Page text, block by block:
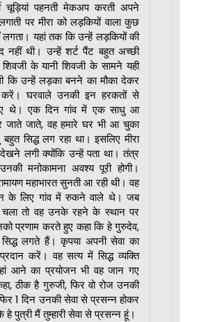
चूड़ियां पहनती मेकअप करती अपने
पर मीरा को लड़कियों वाला कुछ
लगता। यहां तक कि उन्हें लड़कियों की
नहीं थी। उन्हें शर्ट पैंट बहुत अच्छी
के यानी शिवजी के सामने यही
कि उन्हें लड़का बनने का मौका देकर
घरवाले उनकी इन हरकतों से
थे। एक दिन गांव में एक साधु आ
जाते जाते, वह हमारे घर भी आ चुका
सिद्ध लग रहा था। इसलिए मीरा
लगी क्योंकि उन्हें पता था। तंत्र
मनोकामना अवश्य पूरी होगी।
महाभारत सुनती आ रही थी। वह
के लिए गांव में रुकने वाले थे। जब
चला तो वह उनके रहने के स्थान पर
प्रणाम करते हुए कहा कि हे गुरुदेव,
लगते हैं। कृपया अपनी सेवा का
करें। वह सत्य में सिद्ध व्यक्ति
आने का प्रयोजन भी वह जान गए
ठीक है गुरुजी, फिर वो रोज उनकी
1 दिन उनकी सेवा से प्रसन्न होकर
हे पुत्री मैं तुम्हारी सेवा से प्रसन्न हूं।